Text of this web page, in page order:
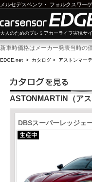
メルセデスベンツ ・ フォルクスワー
大人のためのプレミアカーライフ実現サ
新車時価格はメーカー発表当時の
EDGE.net > カタログ > アストンマー
ASTONMARTIN（ア
DBSスーパーレッジェ